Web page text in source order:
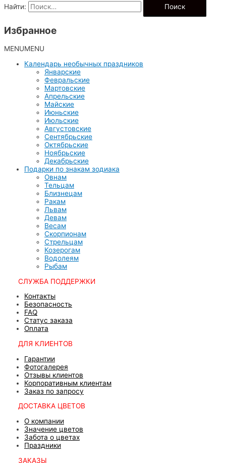
Найти:
Избранное
MENUMENU
Календарь необычных праздников
Январские
Февральские
Мартовские
Апрельские
Майские
Июньские
Июльские
Августовские
Сентябрьские
Октябрьские
Ноябрьские
Декабрьские
Подарки по знакам зодиака
Овнам
Тельцам
Близнецам
Ракам
Львам
Девам
Весам
Скорпионам
Стрельцам
Козерогам
Водолеям
Рыбам
CЛУЖБА ПОДДЕРЖКИ
Контакты
Безопасность
FAQ
Статус заказа
Оплата
ДЛЯ КЛИЕНТОВ
Гарантии
Фотогалерея
Отзывы клиентов
Корпоративным клиентам
Заказ по запросу
ДОСТАВКА ЦВЕТОВ
О компании
Значение цветов
Забота о цветах
Праздники
ЗАКАЗЫ